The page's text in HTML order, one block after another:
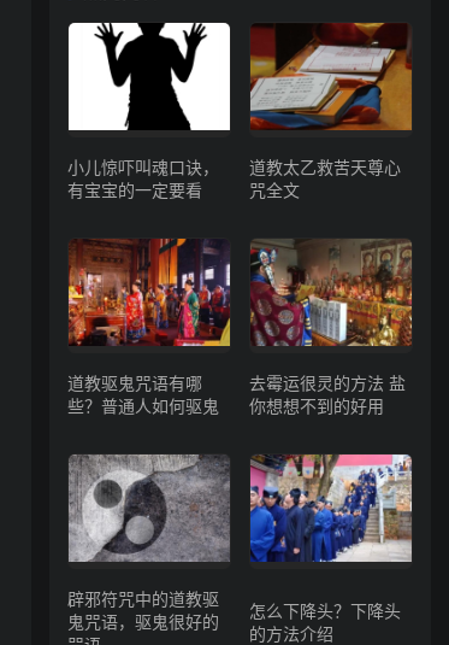
小儿惊吓叫魂口诀，
有宝宝的一定要看
道教太乙救苦天尊心
咒全文
道教驱鬼咒语有哪
些？普通人如何驱鬼
去霉运很灵的方法 盐
你想想不到的好用
辟邪符咒中的道教驱
鬼咒语，驱鬼很好的
怎么下降头？下降头
的方法介绍